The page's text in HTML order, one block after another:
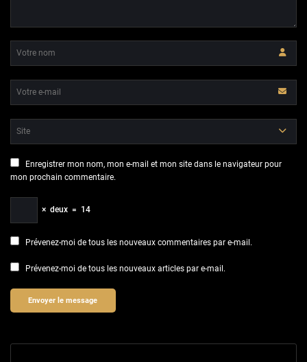
Enregistrer mon nom, mon e-mail et mon site dans le navigateur pour
mon prochain commentaire.
× deux = 14
Prévenez-moi de tous les nouveaux commentaires par e-mail.
Prévenez-moi de tous les nouveaux articles par e-mail.